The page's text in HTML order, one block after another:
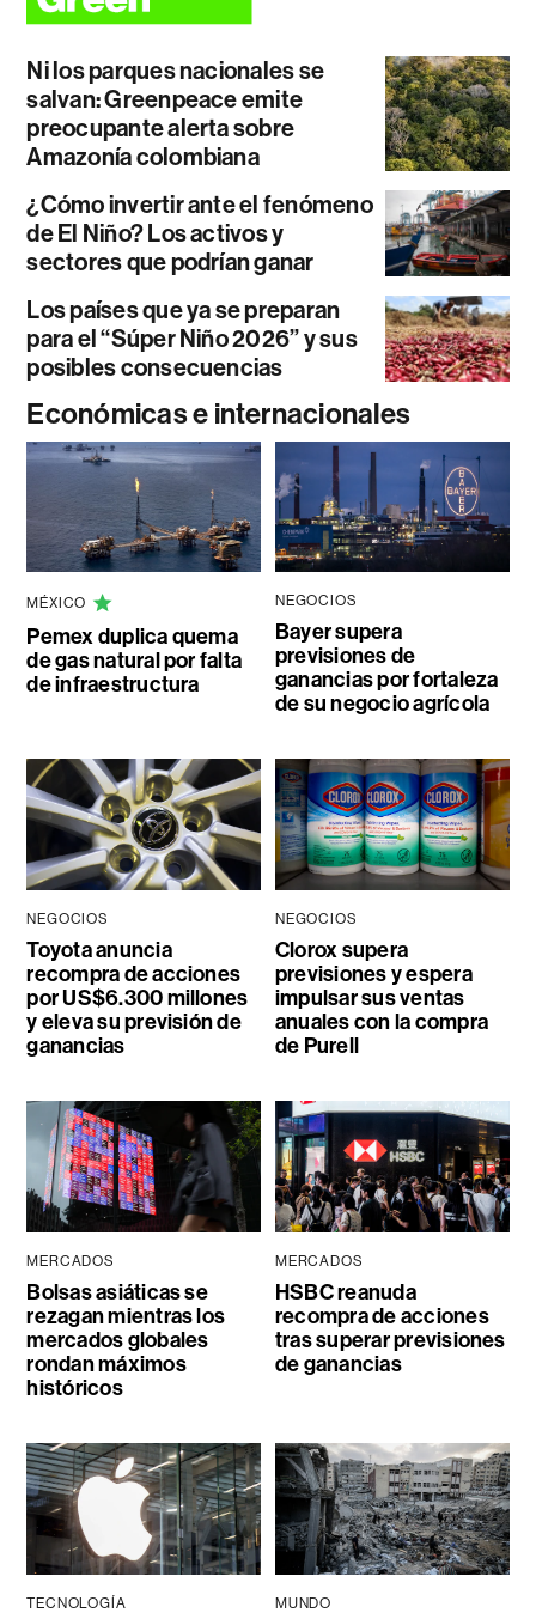
Ni los parques nacionales se
salvan: Greenpeace emite
preocupante alerta sobre
Amazonía colombiana
¿Cómo invertir ante el fenómeno
de El Niño? Los activos y
sectores que podrían ganar
Los países que ya se preparan
para el “Súper Niño 2026” y sus
posibles consecuencias
Económicas e internacionales
MÉXICO
Pemex duplica quema
de gas natural por falta
de infraestructura
NEGOCIOS
Bayer supera
previsiones de
ganancias por fortaleza
de su negocio agrícola
NEGOCIOS
Toyota anuncia
recompra de acciones
por US$6.300 millones
y eleva su previsión de
ganancias
NEGOCIOS
Clorox supera
previsiones y espera
impulsar sus ventas
anuales con la compra
de Purell
MERCADOS
Bolsas asiáticas se
rezagan mientras los
mercados globales
rondan máximos
históricos
MERCADOS
HSBC reanuda
recompra de acciones
tras superar previsiones
de ganancias
TECNOLOGÍA MUNDO